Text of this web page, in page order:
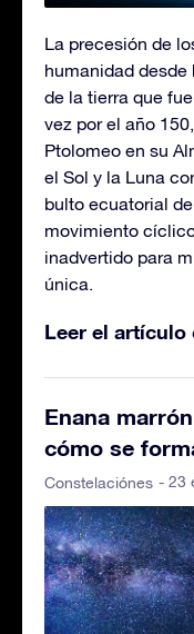
La precesión de
humanidad
de la tierra que
vez por el año
Ptolomeo en su
el Sol y la Luna
bulto ecuatorial
movimiento
inadvertido para
única.
Leer el artículo
Enana
cómo se
Constelaciónes - 23